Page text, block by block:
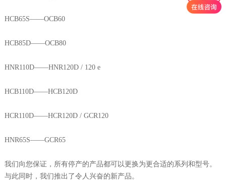
HCB65S——ОCB60
HCB85D——OCB80
HNR110D——HNR120D / 120 e
HCB110D——HCB120D
HCR110D——HCR120D / GCR120
HNR65S——GCR65
我们向您保证，所有停产的产品都可以更换为更合适的系列和型号。
与此同时，我们推出了令人兴奋的新产品。